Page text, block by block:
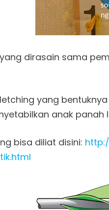
dirasain sama
yang
anak
bisa diliat disini: